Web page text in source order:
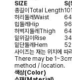
SIZE
총길이 Total Length101
허리둘레 Waist 64
힙둘레 Hip 96
허벅지둘레 Thigh 64
밑위길이 Rise 34
밑단둘레 Hem 52
사이즈는 재는 위치에
There may be
method / location.
색상(Color)